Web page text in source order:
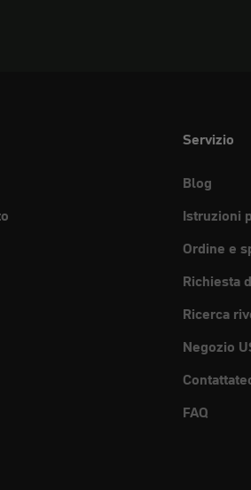
Servizio
Blog
Istruzioni
Ordine e
Richiesta
Ricerca
Negozio
FAQ